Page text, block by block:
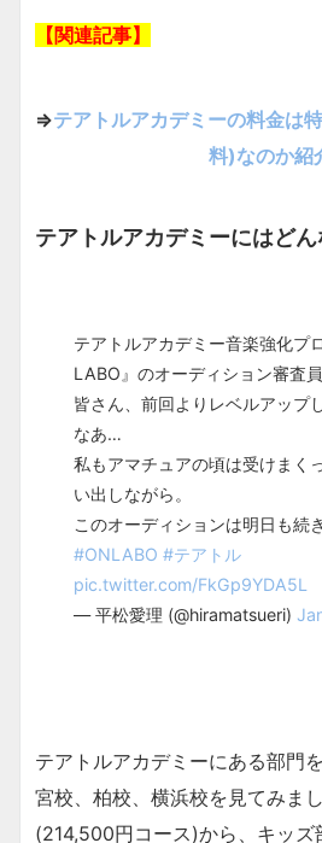
【関連記事】
⇒テアトルアカデミーの料金は
料)なのか紹
テアトルアカデミーにはど
テアトルアカデミー音楽強化プ
LABO』のオーディション審査
皆さん、前回よりレベルアップ
なあ…
私もアマチュアの頃は受けまく
い出しながら。
このオーディションは明日も続
#ONLABO #テアトル
pic.twitter.com/FkGp9YDA5L
— 平松愛理 (@hiramatsueri)
テアトルアカデミーにある部門
宮校、柏校、横浜校を見てみま
(214,500円コース)から、キッズ